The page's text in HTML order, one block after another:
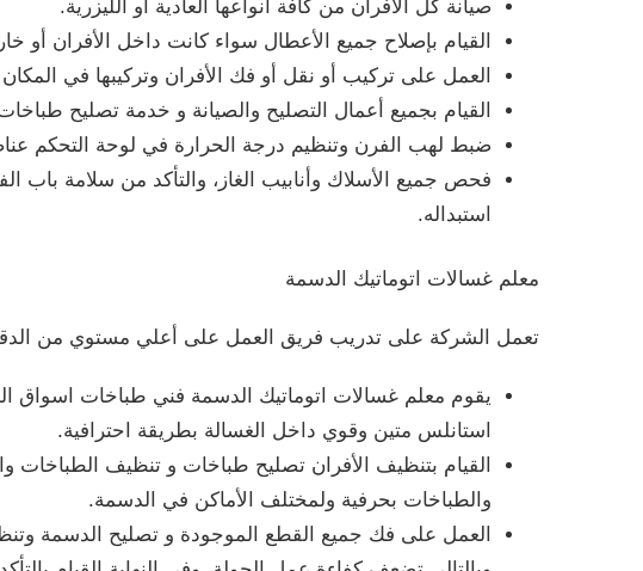
صيانة كل الأفران من كافة انواعها العادية أو الليزرية.
القيام بإصلاح جميع الأعطال سواء كانت داخل الأفران أو
العمل على تركيب أو نقل أو فك الأفران وتركيبها في
القيام بجميع أعمال التصليح والصيانة و خدمة تصليح
ضبط لهب الفرن وتنظيم درجة الحرارة في لوحة التحكم
فحص جميع الأسلاك وأنابيب الغاز، والتأكد من سلامة
استبداله.
معلم غسالات اتوماتيك الدسمة
تعمل الشركة على تدريب فريق العمل على أعلي مستوي من الدقة
يقوم معلم غسالات اتوماتيك الدسمة فني طباخات اسواق
استانلس متين وقوي داخل الغسالة بطريقة احترافية.
القيام بتنظيف الأفران تصليح طباخات و تنظيف الطباخات
والطباخات بحرفية ولمختلف الأماكن في الدسمة.
العمل على فك جميع القطع الموجودة و تصليح الدسمة